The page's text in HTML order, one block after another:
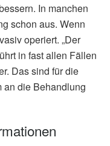
In manchen
schon aus. Wenn
operiert. „Der
in fast allen Fällen
Das sind für die
an die Behandlung